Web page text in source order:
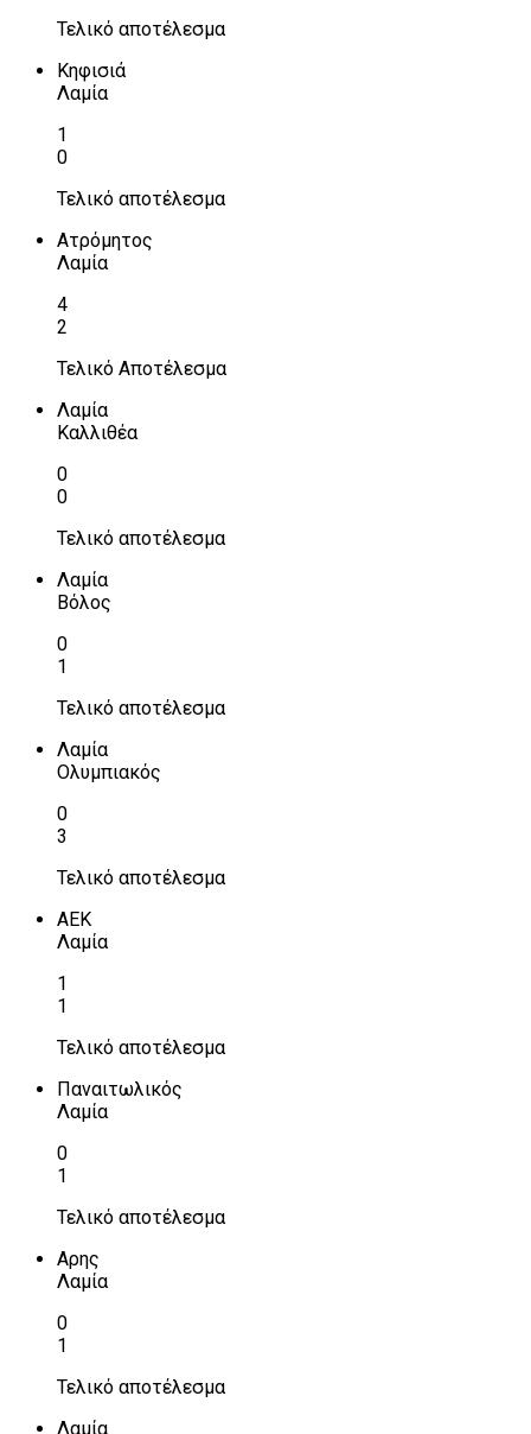
Τελικό αποτέλεσμα
Κηφισιά
Λαμία
1
0
Τελικό αποτέλεσμα
Ατρόμητος
Λαμία
4
2
Τελικό Αποτέλεσμα
Λαμία
Καλλιθέα
0
0
Τελικό αποτέλεσμα
Λαμία
Βόλος
0
1
Τελικό αποτέλεσμα
Λαμία
Ολυμπιακός
0
3
Τελικό αποτέλεσμα
ΑΕΚ
Λαμία
1
1
Τελικό αποτέλεσμα
Παναιτωλικός
Λαμία
0
1
Τελικό αποτέλεσμα
Αρης
Λαμία
0
1
Τελικό αποτέλεσμα
Λαμία